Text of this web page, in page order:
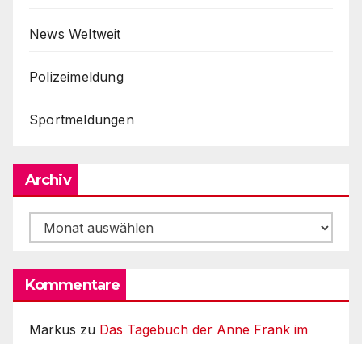
News Weltweit
Polizeimeldung
Sportmeldungen
Archiv
Archiv
Kommentare
Markus zu Das Tagebuch der Anne Frank im